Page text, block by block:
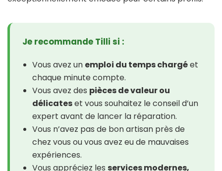
Je recommande Tilli si :
Vous avez un emploi du temps chargéet
chaque minute compte.
Vous avez des pièces de valeur ou
délicateset vous souhaitez le conseil d’un
expert avant de lancer la réparation.
Vous n’avez pas de bon artisan près de
chez vous ou vous avez eu de mauvaises
expériences.
Vous appréciez les services modernes,